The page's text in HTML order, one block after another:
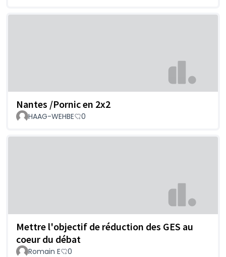
Nantes /Pornic en 2x2
HAAG-WEHBE 0
Mettre l'objectif de réduction des GES au
coeur du débat
Romain E 0